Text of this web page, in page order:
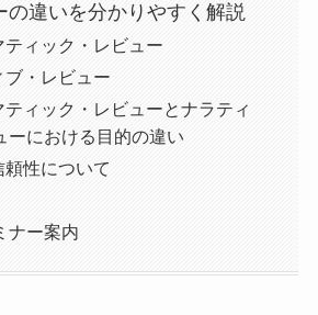
の違いを分かりやすく解説
ティック・レビュー
ブ・レビュー
ティック・レビューとナラティ
ーにおける目的の違い
頼性について
ナー案内